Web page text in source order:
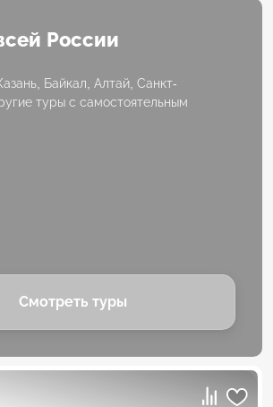
России
Байкал, Алтай, Санкт-
туры с самостоятельным
Смотреть туры